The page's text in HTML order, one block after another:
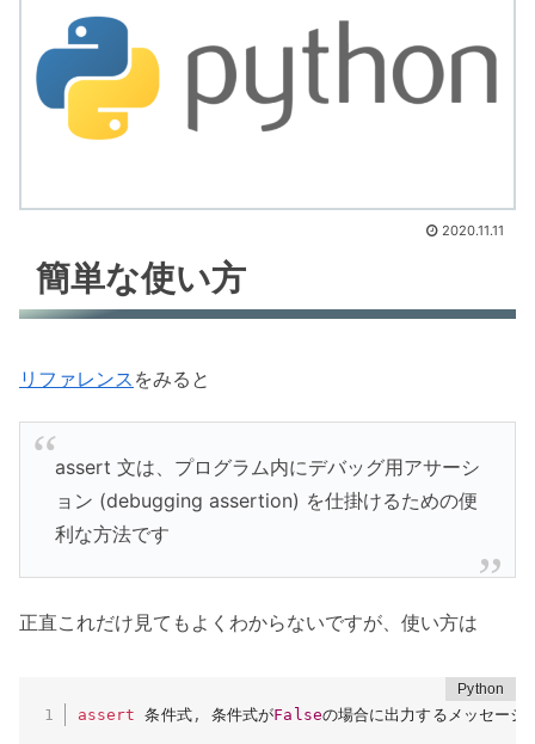
2020.11.11
簡単な使い方
リファレンス をみると
assert 文は、プログラム内にデバッグ用アサーシ
ョン (debugging assertion) を仕掛けるための便
利な方法です
正直これだけ見てもよくわからないですが、使い方は
assert 条件式, 条件式がFalseの場合に出力するメッセージ